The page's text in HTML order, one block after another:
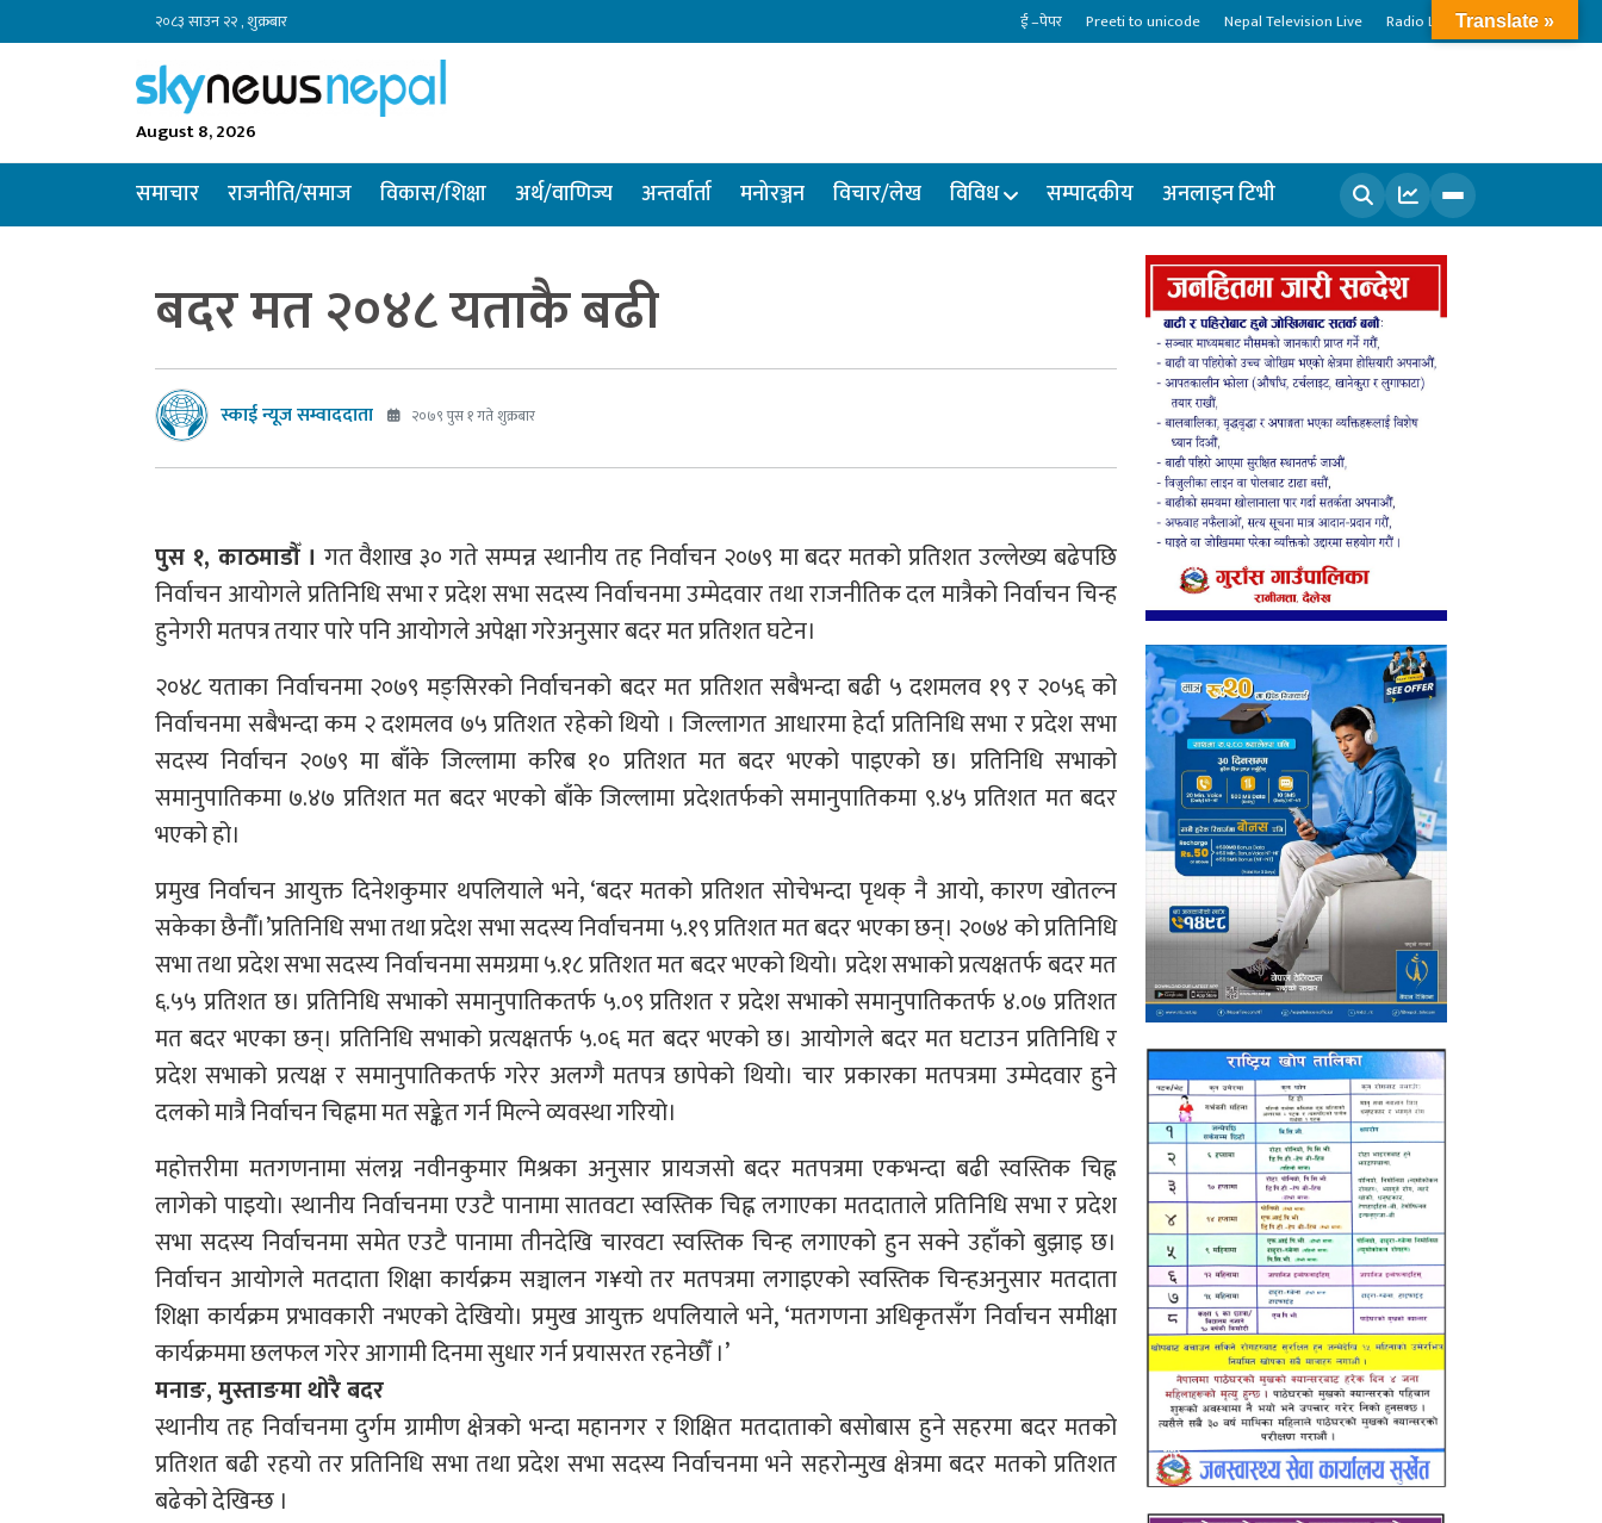
२०८३ साउन २२ , शुक्रबार ई –पेपर Preeti to unicode Nepal Television Live Radio Live
August 8, 2026
समाचार राजनीति/समाज विकास/शिक्षा अर्थ/वाणिज्य अन्तर्वार्ता मनोरञ्जन विचार/लेख विविध सम्पादकीय अनलाइन टिभी
खोज्नुहोस
बदर मत २०४८ यताकै बढी
स्काई न्यूज सम्वाददाता २०७९ पुस १ गते शुक्रबार
पुस १, काठमाडौँ । गत वैशाख ३० गते सम्पन्न स्थानीय तह निर्वाचन २०७९ मा बदर मतको प्रतिशत उल्लेख्य बढेपछि
निर्वाचन आयोगले प्रतिनिधि सभा र प्रदेश सभा सदस्य निर्वाचनमा उम्मेदवार तथा राजनीतिक दल मात्रैको निर्वाचन चिन्ह
हुनेगरी मतपत्र तयार पारे पनि आयोगले अपेक्षा गरेअनुसार बदर मत प्रतिशत घटेन।
२०४८ यताका निर्वाचनमा २०७९ मङ्सिरको निर्वाचनको बदर मत प्रतिशत सबैभन्दा बढी ५ दशमलव १९ र २०५६ को
निर्वाचनमा सबैभन्दा कम २ दशमलव ७५ प्रतिशत रहेको थियो । जिल्लागत आधारमा हेर्दा प्रतिनिधि सभा र प्रदेश सभा
सदस्य निर्वाचन २०७९ मा बाँके जिल्लामा करिब १० प्रतिशत मत बदर भएको पाइएको छ। प्रतिनिधि सभाको
समानुपातिकमा ७.४७ प्रतिशत मत बदर भएको बाँके जिल्लामा प्रदेशतर्फको समानुपातिकमा ९.४५ प्रतिशत मत बदर
भएको हो।
प्रमुख निर्वाचन आयुक्त दिनेशकुमार थपलियाले भने, ‘बदर मतको प्रतिशत सोचेभन्दा पृथक् नै आयो, कारण खोतल्न
सकेका छैनौँ।’प्रतिनिधि सभा तथा प्रदेश सभा सदस्य निर्वाचनमा ५.१९ प्रतिशत मत बदर भएका छन्। २०७४ को प्रतिनिधि
सभा तथा प्रदेश सभा सदस्य निर्वाचनमा समग्रमा ५.१८ प्रतिशत मत बदर भएको थियो। प्रदेश सभाको प्रत्यक्षतर्फ बदर मत
६.५५ प्रतिशत छ। प्रतिनिधि सभाको समानुपातिकतर्फ ५.०९ प्रतिशत र प्रदेश सभाको समानुपातिकतर्फ ४.०७ प्रतिशत
मत बदर भएका छन्। प्रतिनिधि सभाको प्रत्यक्षतर्फ ५.०६ मत बदर भएको छ। आयोगले बदर मत घटाउन प्रतिनिधि र
प्रदेश सभाको प्रत्यक्ष र समानुपातिकतर्फ गरेर अलग्गै मतपत्र छापेको थियो। चार प्रकारका मतपत्रमा उम्मेदवार हुने
दलको मात्रै निर्वाचन चिह्नमा मत सङ्केत गर्न मिल्ने व्यवस्था गरियो।
महोत्तरीमा मतगणनामा संलग्न नवीनकुमार मिश्रका अनुसार प्रायजसो बदर मतपत्रमा एकभन्दा बढी स्वस्तिक चिह्न
लागेको पाइयो। स्थानीय निर्वाचनमा एउटै पानामा सातवटा स्वस्तिक चिह्न लगाएका मतदाताले प्रतिनिधि सभा र प्रदेश
सभा सदस्य निर्वाचनमा समेत एउटै पानामा तीनदेखि चारवटा स्वस्तिक चिन्ह लगाएको हुन सक्ने उहाँको बुझाइ छ।
निर्वाचन आयोगले मतदाता शिक्षा कार्यक्रम सञ्चालन ग¥यो तर मतपत्रमा लगाइएको स्वस्तिक चिन्हअनुसार मतदाता
शिक्षा कार्यक्रम प्रभावकारी नभएको देखियो। प्रमुख आयुक्त थपलियाले भने, ‘मतगणना अधिकृतसँग निर्वाचन समीक्षा
कार्यक्रममा छलफल गरेर आगामी दिनमा सुधार गर्न प्रयासरत रहनेछौँ ।’
मनाङ, मुस्ताङमा थोरै बदर
स्थानीय तह निर्वाचनमा दुर्गम ग्रामीण क्षेत्रको भन्दा महानगर र शिक्षित मतदाताको बसोबास हुने सहरमा बदर मतको
प्रतिशत बढी रहयो तर प्रतिनिधि सभा तथा प्रदेश सभा सदस्य निर्वाचनमा भने सहरोन्मुख क्षेत्रमा बदर मतको प्रतिशत
बढेको देखिन्छ ।
Translate »